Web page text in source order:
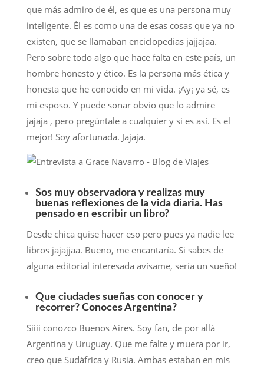
que más admiro de él, es que es una persona muy
inteligente. Él es como una de esas cosas que ya no
existen, que se llamaban enciclopedias jajjajaa.
Pero sobre todo algo que hace falta en este país, un
hombre honesto y ético. Es la persona más ética y
honesta que he conocido en mi vida. ¡Ay¡ ya sé, es
mi esposo. Y puede sonar obvio que lo admire
jajaja , pero pregúntale a cualquier y si es así. Es el
mejor! Soy afortunada. Jajaja.
Sos muy observadora y realizas muy
buenas reflexiones de la vida diaria. Has
pensado en escribir un libro?
Desde chica quise hacer eso pero pues ya nadie lee
libros jajajjaa. Bueno, me encantaría. Si sabes de
alguna editorial interesada avísame, sería un sueño!
Que ciudades sueñas con conocer y
recorrer? Conoces Argentina?
Siiii conozco Buenos Aires. Soy fan, de por allá
Argentina y Uruguay. Que me falte y muera por ir,
creo que Sudáfrica y Rusia. Ambas estaban en mis